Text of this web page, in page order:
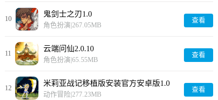
10
鬼剑士之刃1.0
角色扮演 267.05MB
查看
11
云端问仙2.0.10
角色扮演 65.55MB
查看
12
米莉亚战记移植版安装官方安卓版1.0
动作冒险 277.23MB
查看